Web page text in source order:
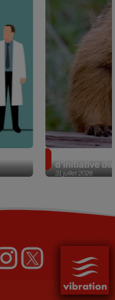
31 juillet 2026
d’initiative